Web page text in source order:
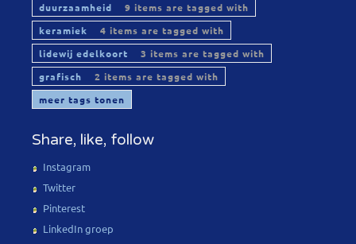
duurzaamheid
9 items are tagged with
keramiek
4 items are tagged with
lidewij edelkoort
3 items are tagged with
grafisch
2 items are tagged with
meer tags tonen
Share, like, follow
Instagram
Twitter
Pinterest
LinkedIn groep